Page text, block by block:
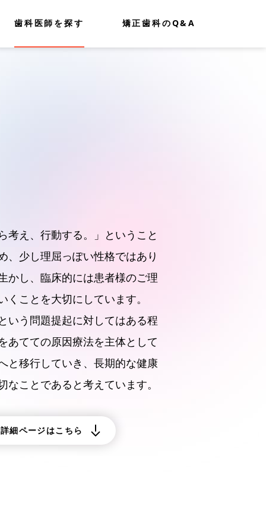
歯科医師を探す 矯正歯科のQ&A
考え、行動する。」ということ
、少し理屈っぽい性格ではあり
かし、臨床的には患者様のご理
ことを大切にしています。
いう問題提起に対してはある程
あてての原因療法を主体として
と移行していき、長期的な健康
ことであると考えています。
細ページはこちら